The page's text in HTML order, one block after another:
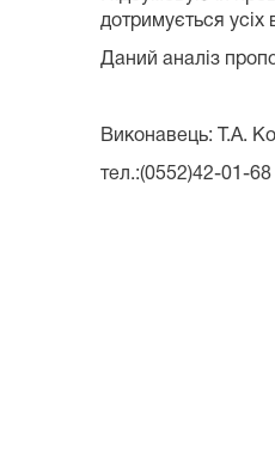
дотримується усіх
Даний аналіз
Виконавець: Т.А.
тел.:(0552)42-01-68